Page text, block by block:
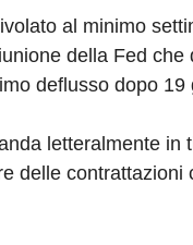
al minimo
della Fed
deflusso dopo
letteralmente in
delle contrattazioni